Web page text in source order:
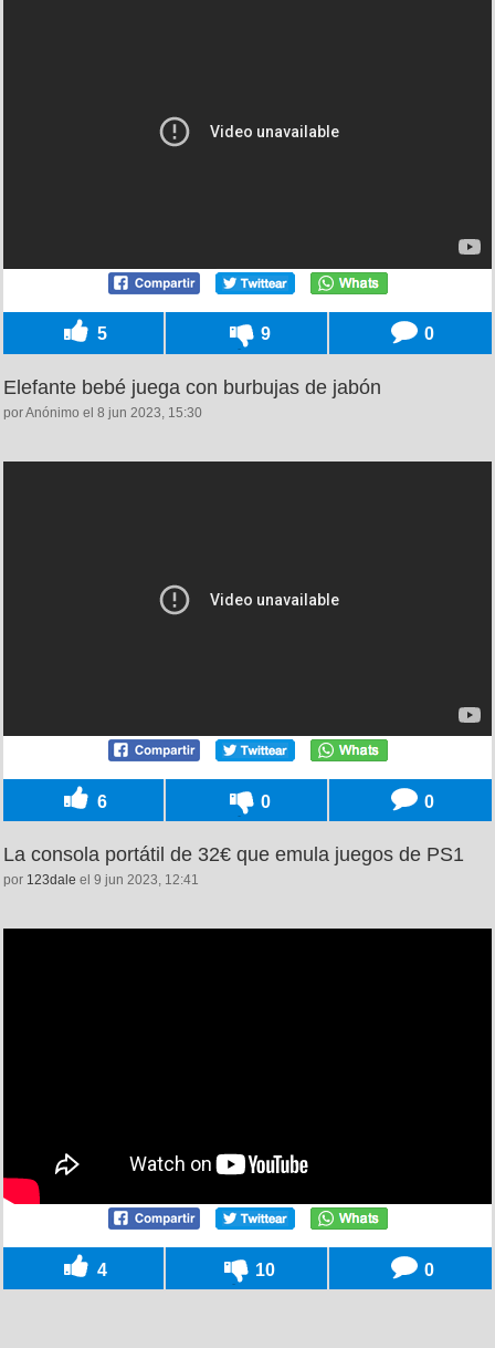
5 9 0
Elefante bebé juega con burbujas de jabón
por Anónimo el 8 jun 2023, 15:30
6 0 0
La consola portátil de 32€ que emula juegos de PS1
por 123dale el 9 jun 2023, 12:41
4 10 0